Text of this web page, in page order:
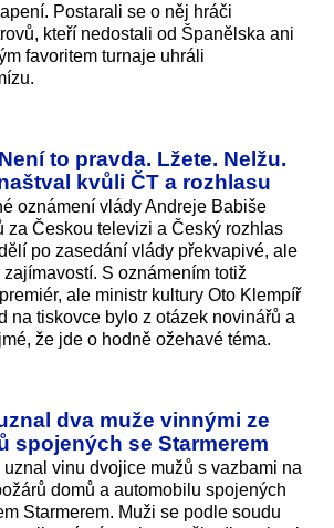
Postarali se o něj hráči
kteří nedostali od Španělska ani
favoritem turnaje uhráli
to pravda. Lžete. Nelžu.
kvůli ČT a rozhlasu
oznámení vlády Andreje Babiše
za Českou televizi a Český rozhlas
po zasedání vlády překvapivé, ale
S oznámením totiž
ale ministr kultury Oto Klempíř
na tiskovce bylo z otázek novinářů a
že jde o hodně ožehavé téma.
dva muže vinnými ze
spojených se Starmerem
uznal vinu dvojice mužů s vazbami na
domů a automobilu spojených
Starmerem. Muži se podle soudu